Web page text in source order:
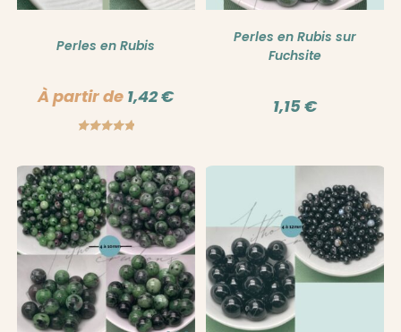
Perles en Rubis
À partir de 1,42€
Perles en Rubis sur
Fuchsite
1,15€